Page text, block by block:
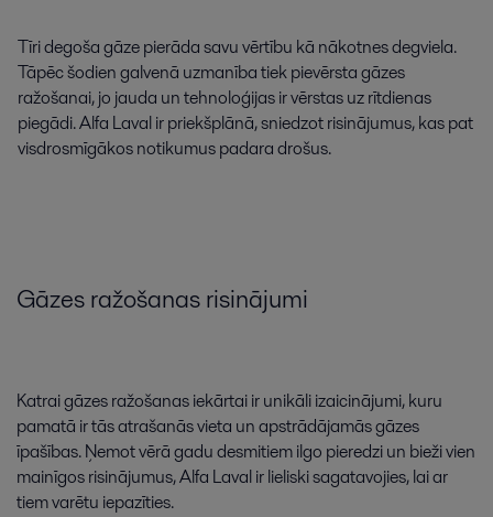
Tīri degoša gāze pierāda savu vērtību kā nākotnes degviela.
Tāpēc šodien galvenā uzmanība tiek pievērsta gāzes
ražošanai, jo jauda un tehnoloģijas ir vērstas uz rītdienas
piegādi. Alfa Laval ir priekšplānā, sniedzot risinājumus, kas pat
visdrosmīgākos notikumus padara drošus.
Gāzesražošanasrisinājumi
Katraigāzesražošanasiekārtaiirunikāliizaicinājumi,kuru
pamatā irtāsatrašanāsvieta unapstrādājamāsgāzes
īpašības.Ņemotvērāgadudesmitiemilgo pieredziun bieživien
mainīgosrisinājumus,Alfa Lavalirlieliskisagatavojies,laiar
tiemvarētu iepazīties.